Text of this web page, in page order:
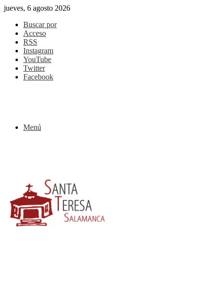
jueves, 6 agosto 2026
Buscar por
Acceso
RSS
Instagram
YouTube
Twitter
Facebook
Menú